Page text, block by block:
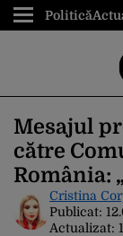
Politică
Mesajul
către
România:
Cristina
Publicat:
Actualizat: